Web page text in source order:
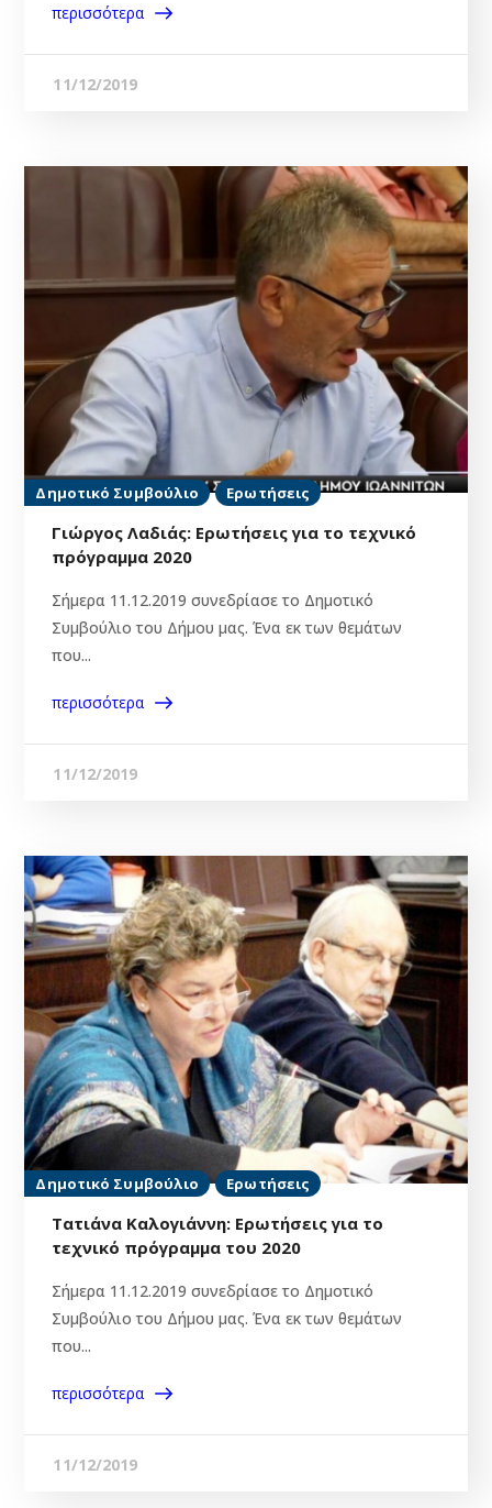
περισσότερα
11/12/2019
Δημοτικό Συμβούλιο Ερωτήσεις
Γιώργος Λαδιάς: Ερωτήσεις για το τεχνικό
πρόγραμμα 2020
Σήμερα 11.12.2019 συνεδρίασε το Δημοτικό
Συμβούλιο του Δήμου μας. Ένα εκ των θεμάτων
που...
περισσότερα
11/12/2019
Δημοτικό Συμβούλιο Ερωτήσεις
Τατιάνα Καλογιάννη: Ερωτήσεις για το
τεχνικό πρόγραμμα του 2020
Σήμερα 11.12.2019 συνεδρίασε το Δημοτικό
Συμβούλιο του Δήμου μας. Ένα εκ των θεμάτων
που...
περισσότερα
11/12/2019